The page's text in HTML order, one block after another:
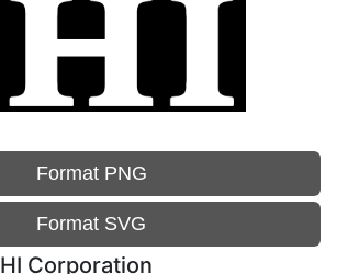
Format PNG
Format SVG
Corporation